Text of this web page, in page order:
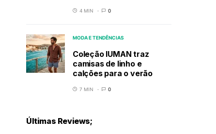
4 MIN 0
MODA E TENDÊNCIAS
Coleção IUMAN traz
camisas de linho e
calções para o verão
7 MIN 0
Últimas Reviews;